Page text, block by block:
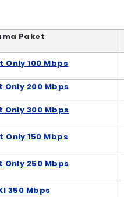
Paket
Only 100 Mbps
200 Mbps
300 Mbps
Only 150 Mbps
250 Mbps
350 Mbps